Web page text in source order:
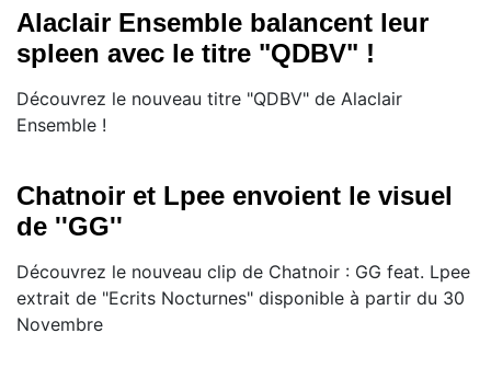
Alaclair Ensemble balancent leur
spleen avec le titre "QDBV" !
Découvrez le nouveau titre "QDBV" de Alaclair
Ensemble !
Chatnoir et Lpee envoient le visuel
de ''GG''
Découvrez le nouveau clip de Chatnoir : GG feat. Lpee
extrait de "Ecrits Nocturnes" disponible à partir du 30
Novembre